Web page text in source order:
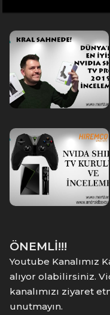
ÖNEMLİ!!!
Youtube Kanalımız
alıyor olabilirsiniz.
kanalımızı ziyaret
unutmayın.